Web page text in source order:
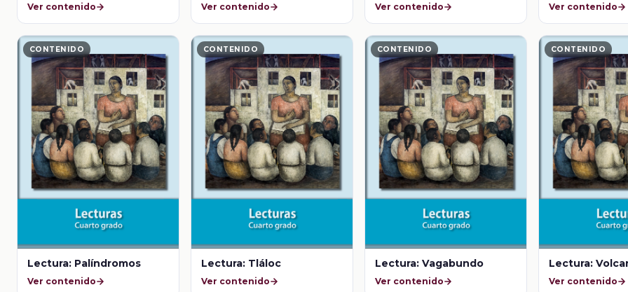
Ver contenido Ver contenido Ver contenido Ver contenido
CONTENIDO
Lectura: Palíndromos
Ver contenido
CONTENIDO
Lectura: Tláloc
Ver contenido
CONTENIDO
Lectura: Vagabundo
Ver contenido
CONTENIDO
Lectura:
Ver contenido